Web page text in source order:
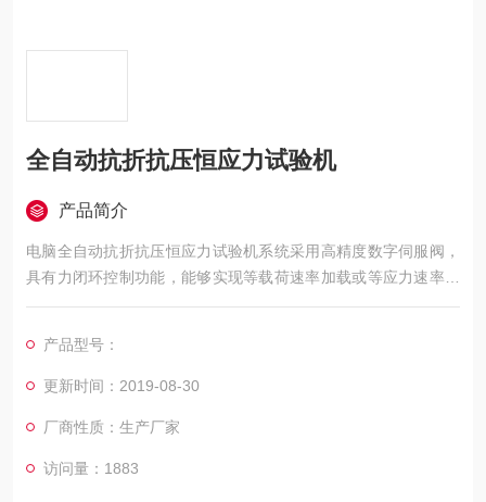
全自动抗折抗压恒应力试验机
产品简介
电脑全自动抗折抗压恒应力试验机系统采用高精度数字伺服阀，
具有力闭环控制功能，能够实现等载荷速率加载或等应力速率加
载，控制精度高，可靠性好。符合GB/T17317《水泥胶砂强度检
度试验，自动计算和打印报告。广泛用于建筑行业、水泥生产企
业、质检站、大专院校等单位。
产品型号：
更新时间：2019-08-30
厂商性质：生产厂家
访问量：1883